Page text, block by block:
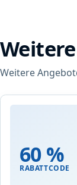
Weitere
60 %
RABATTCODE